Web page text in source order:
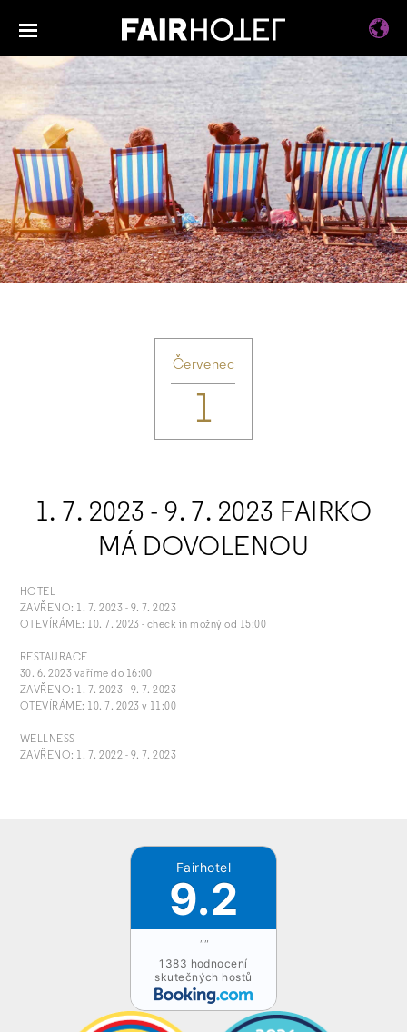
1
Červenec
1. 7. 2023 - 9. 7. 2023 FAIRKO
MÁ DOVOLENOU
HOTEL
ZAVŘENO: 1. 7. 2023 - 9. 7. 2023
OTEVÍRÁME: 10. 7. 2023 - check in možný od 15:00
RESTAURACE
30. 6. 2023 vaříme do 16:00
ZAVŘENO: 1. 7. 2023 - 9. 7. 2023
OTEVÍRÁME: 10. 7. 2023 v 11:00
WELLNESS
ZAVŘENO: 1. 7. 2022 - 9. 7. 2023
Fairhotel
9.2
""
1383 hodnocení
skutečných hostů